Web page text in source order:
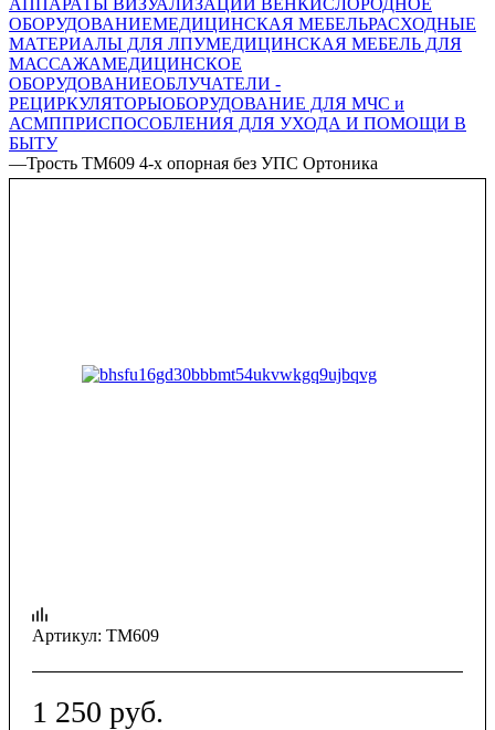
ОБОРУДОВАНИЕМЕДИЦИНСКАЯ МЕБЕЛЬРАСХОДНЫЕ
МАТЕРИАЛЫ ДЛЯ ЛПУМЕДИЦИНСКАЯ МЕБЕЛЬ ДЛЯ
МАССАЖАМЕДИЦИНСКОЕ
ОБОРУДОВАНИЕОБЛУЧАТЕЛИ -
РЕЦИРКУЛЯТОРЫОБОРУДОВАНИЕ ДЛЯ МЧС и
АСМППРИСПОСОБЛЕНИЯ ДЛЯ УХОДА И ПОМОЩИ В
БЫТУ
—Трость TM609 4-х опорная без УПС Ортоника
Артикул: TM609
1 250 руб.